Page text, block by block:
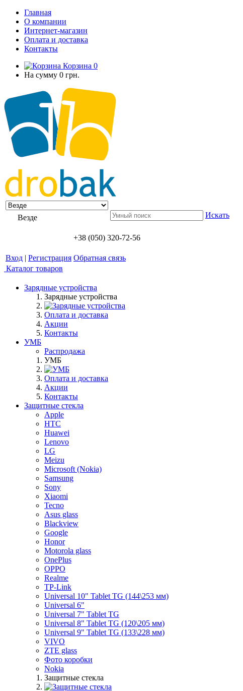
Главная
О компании
Интернет-магазин
Оплата и доставка
Контакты
Корзина 0
На сумму 0 грн.
Везде Искать
+38 (050) 320-72-56
Вход | Регистрация Обратная связь
Каталог товаров
Зарядные устройства
Зарядные устройства
Оплата и доставка
Акции
Контакты
УМБ
Распродажа
УМБ
Оплата и доставка
Акции
Контакты
Защитные стекла
Apple
HTC
Huawei
Lenovo
LG
Meizu
Microsoft (Nokia)
Samsung
Sony
Xiaomi
Tecno
Asus glass
Blackview
Google
Honor
Motorola glass
OnePlus
OPPO
Realme
TP-Link
Universal 10" Tablet TG (144\253 мм)
Universal 6"
Universal 7" Tablet TG
Universal 8" Tablet TG (120\205 мм)
Universal 9" Tablet TG (133\228 мм)
VIVO
ZTE glass
Фото коробки
Nokia
Защитные стекла